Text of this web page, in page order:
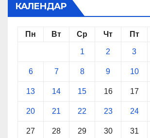
КАЛЕНДАР
Пн Вт Ср Чт Пт
1 2 3
6 7 8 9 10
13 14 15 16 17
20 21 22 23 24
27 28 29 30 31